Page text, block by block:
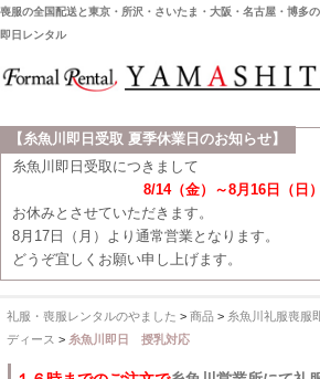
喪服の全国配送と東京・所沢・さいたま・大阪・名古屋・博多
即日レンタル
ホーム
受取り場所が選べます
東京即日バイク便
配送・お支払い方法
【糸魚川即日受取 夏季休業日のお知らせ】
糸魚川即日受取につきまして
8/14（金）～8月16日（日
お休みとさせていただきます。
8月17日（月）より通常営業となります。
どうぞ宜しくお願い申し上げます。
礼服・喪服レンタルのやました > 商品> 糸魚川礼服喪服
ディース > 糸魚川即日 授乳対応